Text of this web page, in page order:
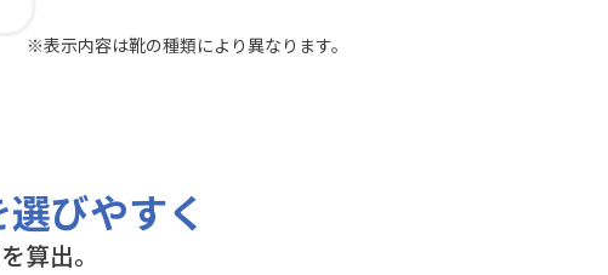
※表示内容は靴の種類により異なります。
びやすく
算出。